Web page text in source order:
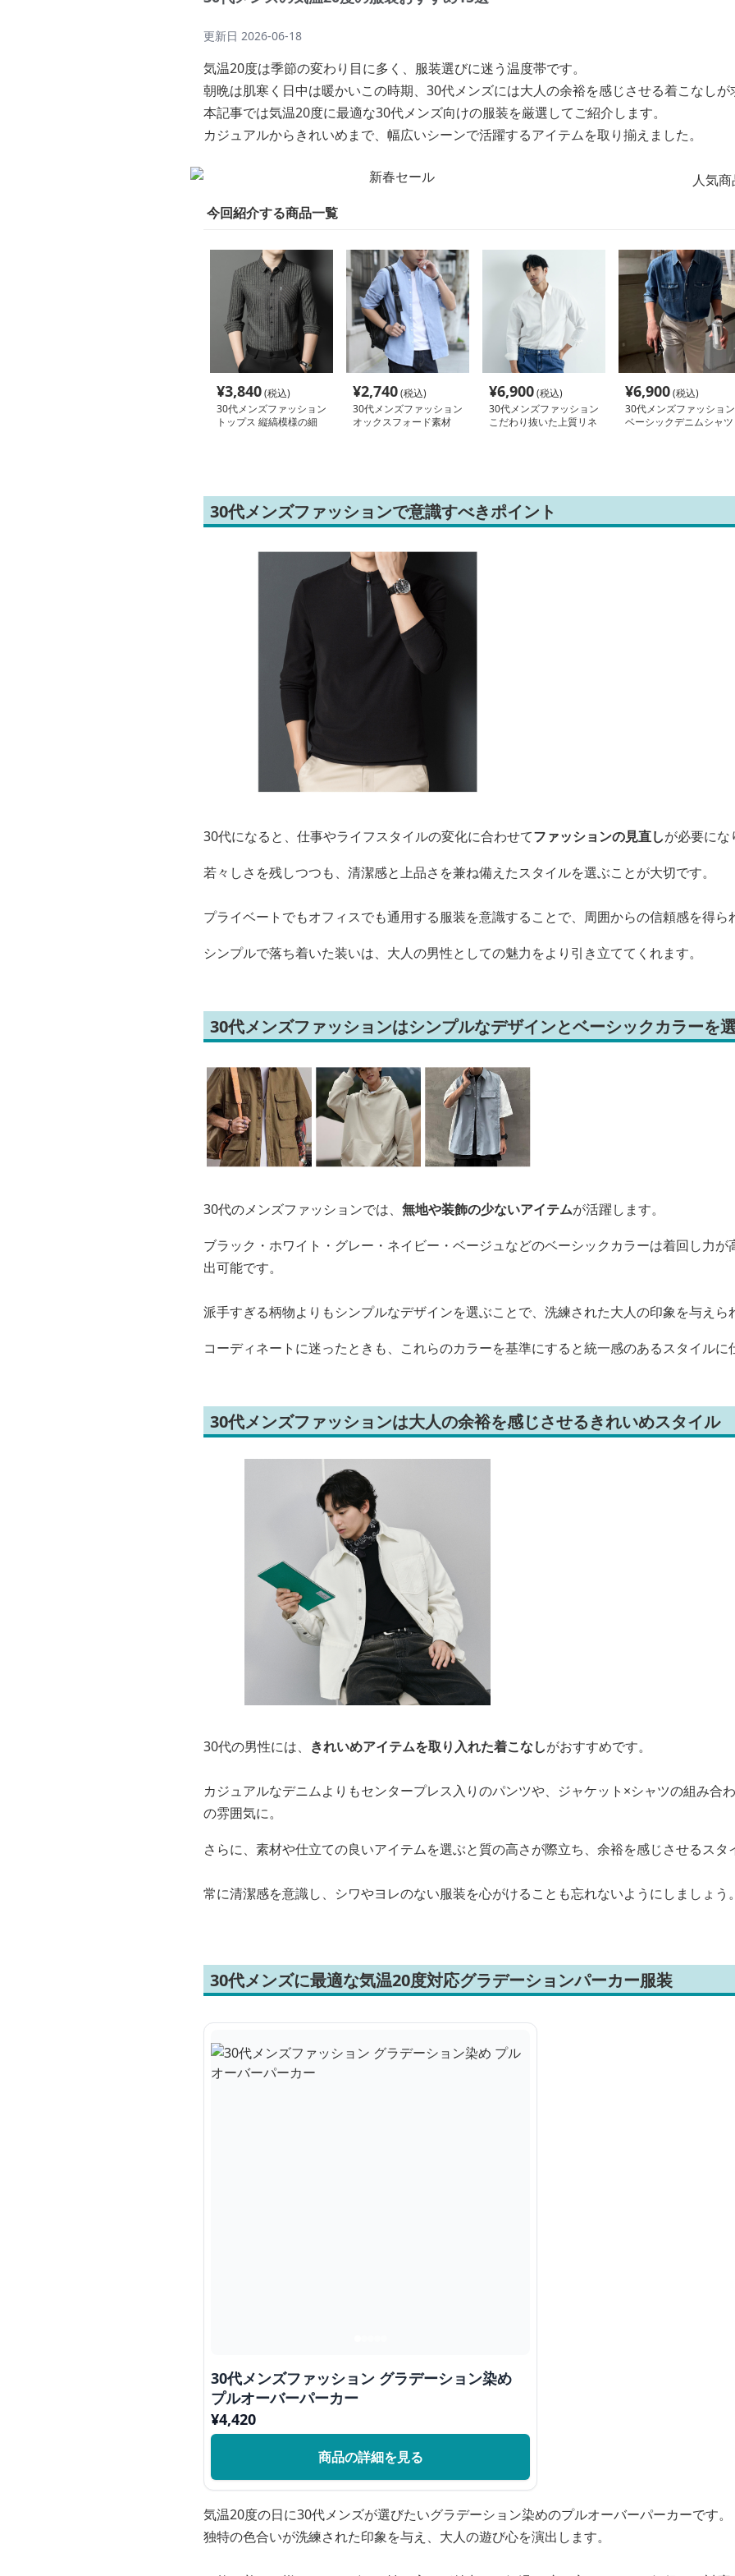
更新日 2026-06-18
気温20度は季節の変わり目に多く、服装選びに迷う温度帯です。
朝晩は肌寒く日中は暖かいこの時期、30代メンズには大人の余裕を感じさせる着こなしが
本記事では気温20度に最適な30代メンズ向けの服装を厳選してご紹介します。
カジュアルからきれいめまで、幅広いシーンで活躍するアイテムを取り揃えました。
人気商
今回紹介する商品一覧
¥3,840(税込)
30代メンズファッション
トップス 縦縞模様の細
¥2,740(税込)
30代メンズファッション
オックスフォード素材
¥6,900(税込)
30代メンズファッション
こだわり抜いた上質リネ
¥6,900(税込)
30代メンズファッション
ベーシックデニムシャツ
30代メンズファッションで意識すべきポイント
30代になると、仕事やライフスタイルの変化に合わせてファッションの見直しが必要にな
若々しさを残しつつも、清潔感と上品さを兼ね備えたスタイルを選ぶことが大切です。
プライベートでもオフィスでも通用する服装を意識することで、周囲からの信頼感を得ら
シンプルで落ち着いた装いは、大人の男性としての魅力をより引き立ててくれます。
30代メンズファッションはシンプルなデザインとベーシックカラーを
30代のメンズファッションでは、 無地や装飾の少ないアイテムが活躍します。
ブラック・ホワイト・グレー・ネイビー・ベージュなどのベーシックカラーは着回し力
出可能です。
派手すぎる柄物よりもシンプルなデザインを選ぶことで、洗練された大人の印象を与えら
コーディネートに迷ったときも、これらのカラーを基準にすると統一感のあるスタイルに
30代メンズファッションは大人の余裕を感じさせるきれいめスタイル
30代の男性には、 きれいめアイテムを取り入れた着こなしがおすすめです。
カジュアルなデニムよりもセンタープレス入りのパンツや、ジャケット×シャツの組み合
の雰囲気に。
さらに、素材や仕立ての良いアイテムを選ぶと質の高さが際立ち、余裕を感じさせるスタ
常に清潔感を意識し、シワやヨレのない服装を心がけることも忘れないようにしましょう。
30代メンズに最適な気温20度対応グラデーションパーカー服装
30代メンズファッション グラデーション染め
プルオーバーパーカー
¥4,420
商品の詳細を見る
気温20度の日に30代メンズが選びたいグラデーション染めのプルオーバーパーカーです。
独特の色合いが洗練された印象を与え、大人の遊び心を演出します。